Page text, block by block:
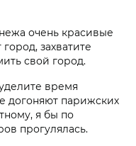
очень красивые
захватите
свой город.
время
догоняют парижских
я бы по
прогулялась.